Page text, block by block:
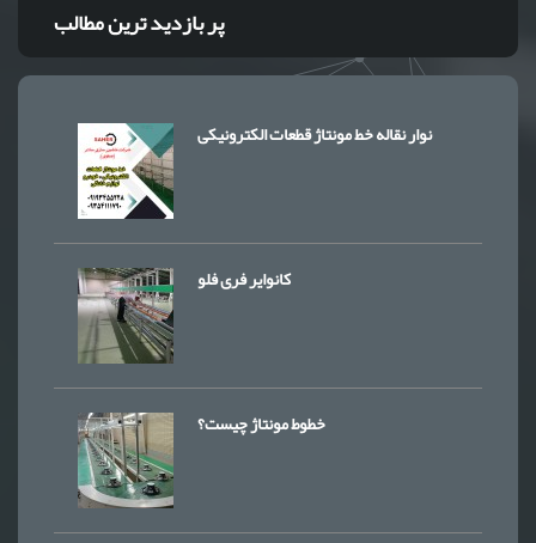
پر بازدید ترین مطالب
نوار نقاله خط مونتاژ قطعات الکترونیکی
کانوایر فری فلو
خطوط مونتاژ چیست؟